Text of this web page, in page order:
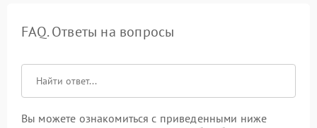
FAQ. Ответы на вопросы
Вы можете ознакомиться с приведенными ниже